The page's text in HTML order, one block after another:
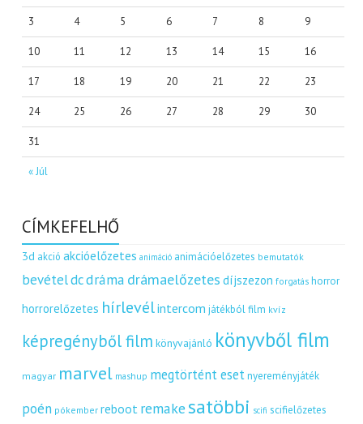
« Júl
3 4 5 6 7 8 9
10 11 12 13 14 15 16
17 18 19 20 21 22 23
24 25 26 27 28 29 30
31
CÍMKEFELHŐ
3d akció akcióelőzetes animáció animációelőzetes bemutatók
bevételdcdráma drámaelőzetes díjszezon forgatás horror
horrorelőzetes hírlevélintercom játékból film kvíz
képregényből film könyvajánló könyvből film
magyar marvel mashup megtörtént eset nyereményjáték
poén pókember reboot remakesatöbbi scifi scifielőzetes